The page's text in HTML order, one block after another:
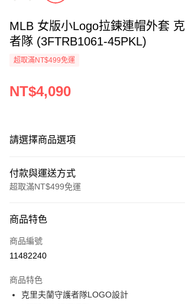
MLB 女版小Logo拉鍊連帽外套
者隊 (3FTRB1061-45PKL)
超取滿NT$499免運
NT$4,090
請選擇商品選項
付款與運送方式
超取滿NT$499免運
信用卡一次付款
超商取貨付款
Apple Pay
商品特色
商品編號
11482240
商品特色
克里夫蘭守護者隊LOGO設計